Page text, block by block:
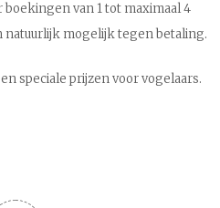
van 1 tot maximaal 4
natuurlijk mogelijk tegen betaling.
speciale prijzen voor vogelaars.